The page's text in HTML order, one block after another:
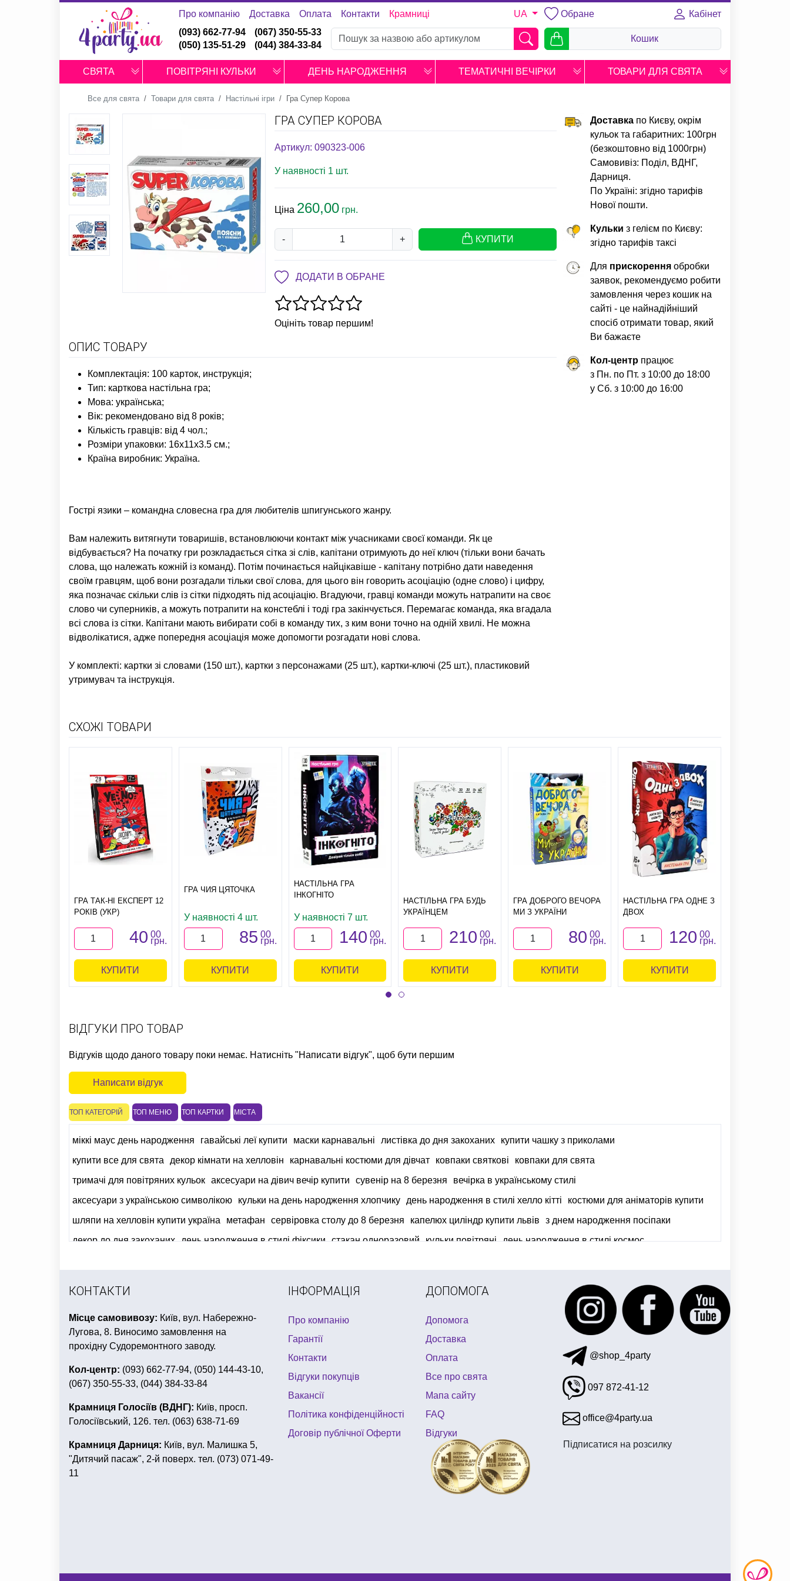
Про компанію Доставка Оплата Контакти Крамниці UA Обране
Кабінет
(093) 662-77-94
(050) 135-51-29
(067) 350-55-33
(044) 384-33-84
Кошик
СВЯТА ПОВІТРЯНІ КУЛЬКИ ДЕНЬ НАРОДЖЕННЯ ТЕМАТИЧНІ ВЕЧІРКИ ТОВАРИ ДЛЯ СВЯТА
Все для свята Товари для свята Настільні ігри Гра Супер Корова
ГРА СУПЕР КОРОВА
Артикул: 090323-006
У наявності 1 шт.
Ціна 260,00 грн.
- + КУПИТИ
ДОДАТИ В ОБРАНЕ
Оцініть товар першим!
ОПИС ТОВАРУ
Комплектація: 100 карток, инструкція;
Тип: карткова настільна гра;
Мова: українська;
Вік: рекомендовано від 8 років;
Кількість гравців: від 4 чол.;
Розміри упаковки: 16x11x3.5 см.;
Країна виробник: Україна.
Гострі язики – командна словесна гра для любителів шпигунського жанру.
Вам належить витягнути товаришів, встановлюючи контакт між учасниками своєї команди. Як це
відбувається? На початку гри розкладається сітка зі слів, капітани отримують до неї ключ (тільки вони бачать
слова, що належать кожній із команд). Потім починається найцікавіше - капітану потрібно дати наведення
своїм гравцям, щоб вони розгадали тільки свої слова, для цього він говорить асоціацію (одне слово) і цифру,
яка позначає скільки слів із сітки підходять під асоціацію. Вгадуючи, гравці команди можуть натрапити на своє
слово чи суперників, а можуть потрапити на констеблі і тоді гра закінчується. Перемагає команда, яка вгадала
всі слова із сітки. Капітани мають вибирати собі в команду тих, з ким вони точно на одній хвилі. Не можна
відволікатися, адже попередня асоціація може допомогти розгадати нові слова.
У комплекті: картки зі словами (150 шт.), картки з персонажами (25 шт.), картки-ключі (25 шт.), пластиковий
утримувач та інструкція.
Доставкапо Києву, окрім
кульок та габаритних: 100грн
(безкоштовно від 1000грн)
Самовивіз: Поділ, ВДНГ,
Дарниця.
По Україні: згідно тарифів
Нової пошти.
Кульки з гелієм по Києву:
згідно тарифів таксі
Для прискоренняобробки
заявок, рекомендуємо робити
замовлення через кошик на
сайті - це найнадійніший
спосіб отримати товар, який
Ви бажаєте
Кол-центрпрацює
з Пн. по Пт. з 10:00 до 18:00
у Сб. з 10:00 до 16:00
СХОЖІ ТОВАРИ
ГРА ТАК-НІ ЕКСПЕРТ 12
РОКІВ (УКР)
40 00
грн.
КУПИТИ
ГРА ЧИЯ ЦЯТОЧКА
У наявності 4 шт.
85 00
грн.
КУПИТИ
НАСТІЛЬНА ГРА
ІНКОГНІТО
У наявності 7 шт.
140 00
грн.
КУПИТИ
НАСТІЛЬНА ГРА БУДЬ
УКРАЇНЦЕМ
210 00
грн.
КУПИТИ
ГРА ДОБРОГО ВЕЧОРА
МИ З УКРАЇНИ
80 00
грн.
КУПИТИ
НАСТІЛЬНА ГРА ОДНЕ З
ДВОХ
120 00
грн.
КУПИТИ
ВІДГУКИ ПРО ТОВАР
Відгуків щодо даного товару поки немає. Натисніть "Написати відгук", щоб бути першим
Написати відгук
ТОП КАТЕГОРІЙ ТОП МЕНЮ ТОП КАРТКИ МІСТА
міккі маус день народження гавайські леї купити маски карнавальні листівка до дня закоханих
купити чашку з приколами
купити все для свята
декор кімнати на хелловін карнавальні костюми для дівчат ковпаки святкові
ковпаки для свята
тримачі для повітряних кульок аксесуари на дівич вечір купити сувенір на 8 березня
вечірка в українському стилі
аксесуари з українською символікою
кульки на день народження хлопчику день народження в стилі хелло кітті
костюми для аніматорів купити
шляпи на хелловін купити україна
метафан сервіровка столу до 8 березня капелюх циліндр купити львів
з днем народження посіпаки
декор до дня закоханих день народження в стилі фіксики стакан одноразовий кульки повітряні день народження в стилі космос
КОНТАКТИ
Місце самовивозу: Київ, вул. Набережно-
Лугова, 8. Виносимо замовлення на
прохідну Судоремонтного заводу.
Кол-центр: (093) 662-77-94, (050) 144-43-10,
(067) 350-55-33, (044) 384-33-84
Крамниця Голосіїв (ВДНГ): Київ, просп.
Голосіївський, 126. тел. (063) 638-71-69
Крамниця Дарниця: Київ, вул. Малишка 5,
"Дитячий пасаж", 2-й поверх. тел. (073) 071-49-
11
ІНФОРМАЦІЯ
Про компанію
Гарантії
Контакти
Відгуки покупців
Вакансії
Політика конфіденційності
Договір публічної Оферти
ДОПОМОГА
Допомога
Доставка
Оплата
Все про свята
Мапа сайту
FAQ
Відгуки
@shop_4party
097 872-41-12
office@4party.ua
Підписатися на розсилку